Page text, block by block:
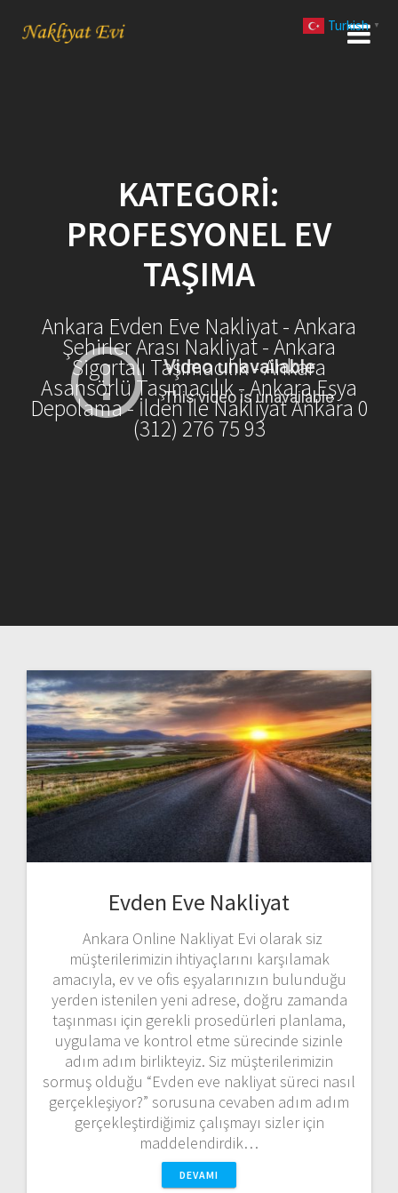
KATEGORI:
PROFESYONEL EV
TAŞIMA
Ankara Evden Eve Nakliyat - Ankara
Şehirler Arası Nakliyat - Ankara
Sigortalı Taşımacılık - Ankara
Asansörlü Taşımacılık - Ankara Eşya
Depolama - İlden İle Nakliyat Ankara 0
(312) 276 75 93
Evden Eve Nakliyat
Ankara Online Nakliyat Evi olarak siz
müşterilerimizin ihtiyaçlarını karşılamak
amacıyla, ev ve ofis eşyalarınızın bulunduğu
yerden istenilen yeni adrese, doğru zamanda
taşınması için gerekli prosedürleri planlama,
uygulama ve kontrol etme sürecinde sizinle
adım adım birlikteyiz. Siz müşterilerimizin
sormuş olduğu “Evden eve nakliyat süreci nasıl
gerçekleşiyor?” sorusuna cevaben adım adım
gerçekleştirdiğimiz çalışmayı sizler için
maddelendirdik…
DEVAMI
Turkish ▼